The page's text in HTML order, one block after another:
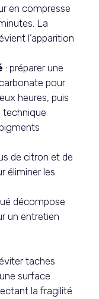
en compresse
La
l’apparition
: préparer une
pour
heures, puis
technique
de citron et de
éliminer les
décompose
un entretien
taches
surface
la fragilité